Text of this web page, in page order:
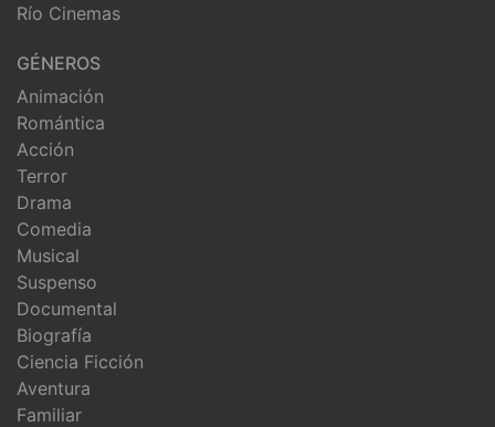
Río Cinemas
GÉNEROS
Animación
Romántica
Acción
Terror
Drama
Comedia
Musical
Suspenso
Documental
Biografía
Ciencia Ficción
Aventura
Familiar